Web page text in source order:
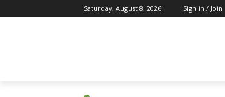
Saturday, August 8, 2026 Sign in / Join